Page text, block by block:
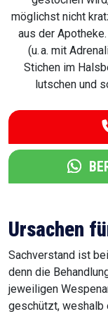
möglichst nicht
aus der
(u. a. mit
Stichen im
lutschen und
Ursachen
Sachverstand ist
denn die
jeweiligen
geschützt, weshalb